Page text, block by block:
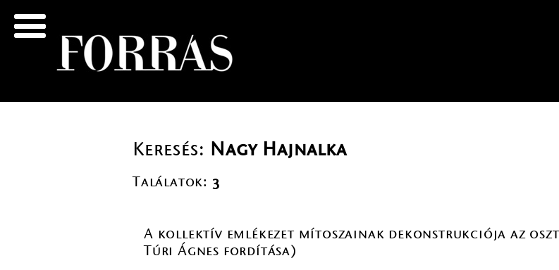
Keresés: Nagy Hajnalka
Találatok: 3
A kollektív emlékezet mítoszainak dekonstrukciója az
Túri Ágnes fordítása)